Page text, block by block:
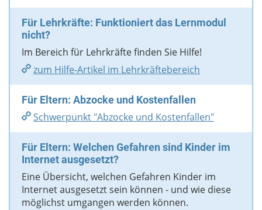
Für Lehrkräfte: Funktioniert das Lernmodul
nicht?
Im Bereich für Lehrkräfte finden Sie Hilfe!
zum Hilfe-Artikel im Lehrkräftebereich
Für Eltern: Abzocke und Kostenfallen
Schwerpunkt "Abzocke und Kostenfallen"
Für Eltern: Welchen Gefahren sind Kinder im
Internet ausgesetzt?
Eine Übersicht, welchen Gefahren Kinder im
Internet ausgesetzt sein können - und wie diese
möglichst umgangen werden können.